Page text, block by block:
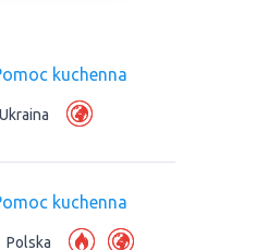
kuchenna
Ukraina
kuchenna
Polska